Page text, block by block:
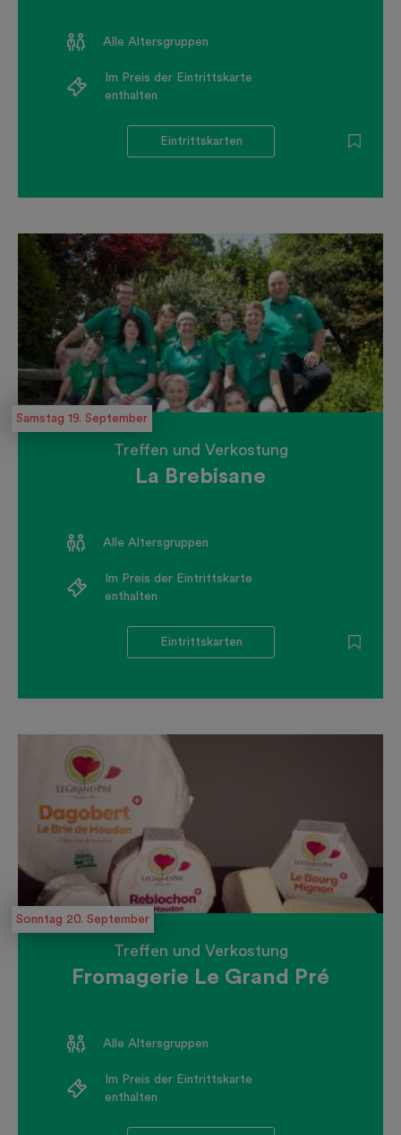
Alle Altersgruppen
Im Preis der Eintrittskarte
enthalten
Eintrittskarten
Samstag 19. September
Treffen und Verkostung
La Brebisane
Alle Altersgruppen
Im Preis der Eintrittskarte
enthalten
Eintrittskarten
Sonntag 20. September
Treffen und Verkostung
Fromagerie Le Grand Pré
Alle Altersgruppen
Im Preis der Eintrittskarte
enthalten